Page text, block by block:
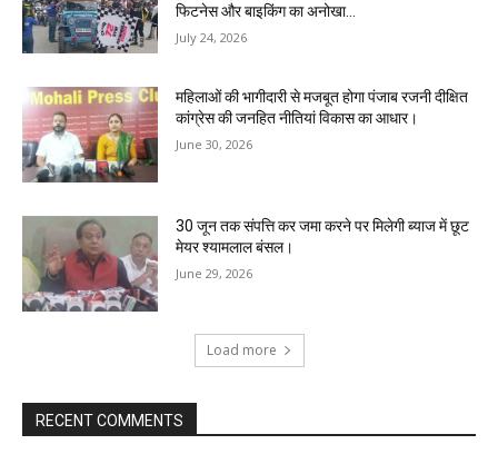
फिटनेस और बाइकिंग का अनोखा...
July 24, 2026
महिलाओं की भागीदारी से मजबूत होगा पंजाब रजनी दीक्षित
कांग्रेस की जनहित नीतियां विकास का आधार।
June 30, 2026
30 जून तक संपत्ति कर जमा करने पर मिलेगी ब्याज में छूट
मेयर श्यामलाल बंसल।
June 29, 2026
Load more
RECENT COMMENTS